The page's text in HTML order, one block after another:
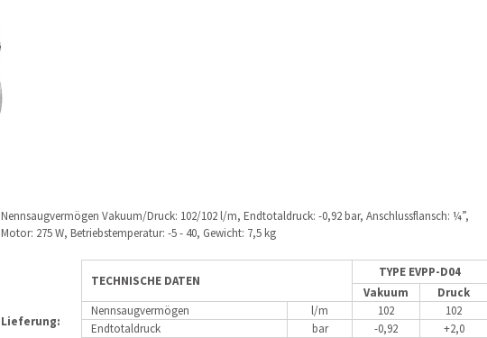
Nennsaugvermögen Vakuum/Druck: 102/102 l/m, Endtotaldruck: -0,92 bar, Anschlussflansch: ¼”,
Motor: 275 W, Betriebstemperatur: -5 - 40, Gewicht: 7,5 kg
TECHNISCHE DATEN
TYPE EVPP-D04
Vakuum
Druck
Nennsaugvermögen
l/m 102
102
Endtotaldruck
bar -0,92
+2,0
Lieferung: